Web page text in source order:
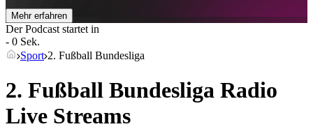
Mehr erfahren
Der Podcast startet in
- 0 Sek.
Sport 2. Fußball Bundesliga
2. Fußball Bundesliga Radio
Live Streams